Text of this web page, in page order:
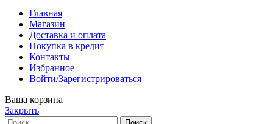
Главная
Магазин
Доставка и оплата
Покупка в кредит
Контакты
Избранное
Войти/Зарегистрироваться
Ваша корзина
Закрыть